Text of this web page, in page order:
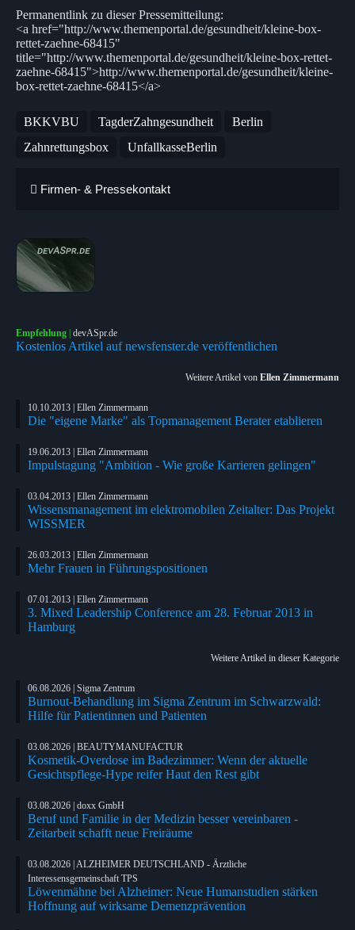
Permanentlink zu dieser Pressemitteilung:
<a href="http://www.themenportal.de/gesundheit/kleine-box-
rettet-zaehne-68415"
title="http://www.themenportal.de/gesundheit/kleine-box-rettet-
zaehne-68415">http://www.themenportal.de/gesundheit/kleine-
box-rettet-zaehne-68415</a>
BKKVBU TagderZahngesundheit
Berlin
Zahnrettungsbox
UnfallkasseBerlin
Firmen- & Pressekontakt
Empfehlung | devASpr.de
Kostenlos Artikel auf newsfenster.de veröffentlichen
Weitere Artikel von Ellen Zimmermann
10.10.2013 | Ellen Zimmermann
Die "eigene Marke" als Topmanagement Berater etablieren
19.06.2013 | Ellen Zimmermann
Impulstagung "Ambition - Wie große Karrieren gelingen"
03.04.2013 | Ellen Zimmermann
Wissensmanagement im elektromobilen Zeitalter: Das Projekt
WISSMER
26.03.2013 | Ellen Zimmermann
Mehr Frauen in Führungspositionen
07.01.2013 | Ellen Zimmermann
3. Mixed Leadership Conference am 28. Februar 2013 in
Hamburg
Weitere Artikel in dieser Kategorie
06.08.2026 | Sigma Zentrum
Burnout-Behandlung im Sigma Zentrum im Schwarzwald:
Hilfe für Patientinnen und Patienten
03.08.2026 | BEAUTYMANUFACTUR
Kosmetik-Overdose im Badezimmer: Wenn der aktuelle
Gesichtspflege-Hype reifer Haut den Rest gibt
03.08.2026 | doxx GmbH
Beruf und Familie in der Medizin besser vereinbaren -
Zeitarbeit schafft neue Freiräume
03.08.2026 | ALZHEIMER DEUTSCHLAND - Ärztliche
Interessensgemeinschaft TPS
Löwenmähne bei Alzheimer: Neue Humanstudien stärken
Hoffnung auf wirksame Demenzprävention